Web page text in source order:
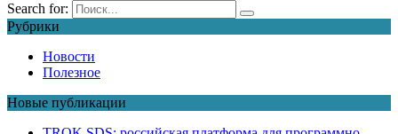
Search for:
Рубрики
Новости
Полезное
Новые публикации